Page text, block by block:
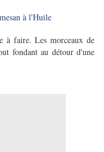
à faire. Les morceaux de
fondant au détour d'une